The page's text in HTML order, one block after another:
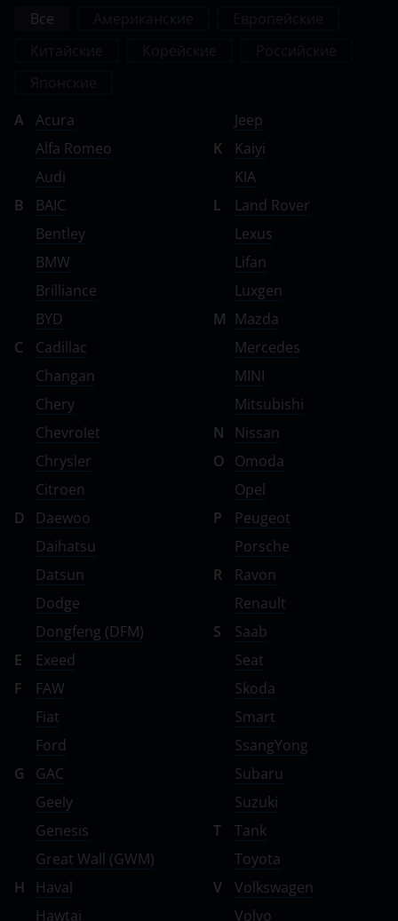
Все
A
Acura
Alfa Romeo
Audi
B
BAIC
Bentley
BMW
Brilliance
BYD
C
Cadillac
Changan
Chery
Chevrolet
Chrysler
Citroen
D
Daewoo
Daihatsu
Datsun
Dodge
Dongfeng (DFM)
E
Exeed
F
FAW
Fiat
Ford
G
GAC
Geely
Genesis
Great Wall (GWM)
H
Haval
Hawtai
Jeep
K
Kaiyi
KIA
L
Land Rover
Lexus
Lifan
Luxgen
M Mazda
Mercedes
MINI
Mitsubishi
N
Nissan
O
Omoda
Opel
P
Peugeot
Porsche
R
Ravon
Renault
S
Saab
Seat
Skoda
Smart
SsangYong
Subaru
Suzuki
T
Tank
Toyota
V
Volkswagen
Volvo